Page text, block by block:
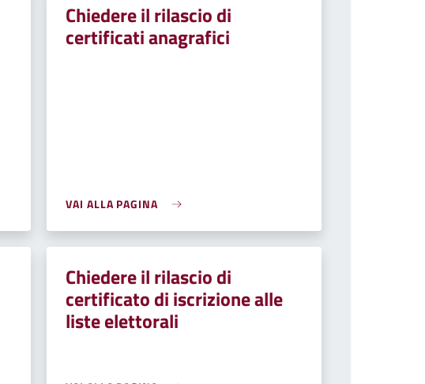
Chiedere il rilascio di
certificati anagrafici
VAI ALLA PAGINA
Chiedere il rilascio di
certificato di iscrizione alle
liste elettorali